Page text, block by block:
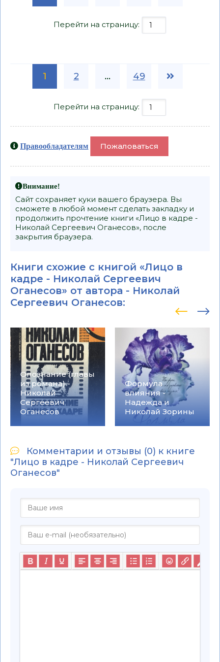
Перейти на страницу:
1 2 ... 49
Перейти на страницу:
Правообладателям Пожаловаться
Внимание!
Сайт сохраняет куки вашего браузера. Вы
сможете в любой момент сделать закладку и
продолжить прочтение книги «Лицо в кадре -
Николай Сергеевич Оганесов», после
закрытия браузера.
Книги схожие с книгой «Лицо в
кадре - Николай Сергеевич
Оганесов» от автора - Николай
Сергеевич Оганесов:
Опознание (главы
из романа) -
Николай
Сергеевич
Оганесов
Формула
влияния -
Надежда и
Николай Зорины
Комментарии и отзывы (0) к книге
"Лицо в кадре - Николай Сергеевич
Оганесов"